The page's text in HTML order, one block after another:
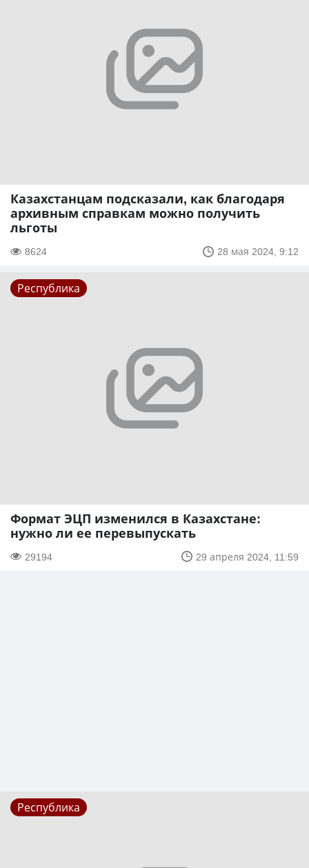
Казахстанцам подсказали, как благодаря
архивным справкам можно получить
льготы
8624 28 мая 2024, 9:12
Республика
Формат ЭЦП изменился в Казахстане:
нужно ли ее перевыпускать
29194 29 апреля 2024, 11:59
Республика